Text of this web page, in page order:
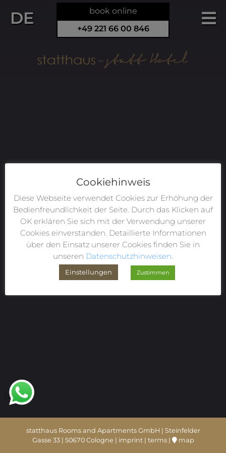
book online
+49 221 66 00 846
DE
statthaus Rooms and Apartments GmbH | Steinfelder
Gasse 33 | 50670 Cologne | imprint| terms| map
Cookiehinweis
Diese Webseite verwendet Cookies zur Erhöhung der
Bedienfreundlichkeit der Seite. Durch das Klicken auf
OK erklären Sie sich mit der Verwendung unserer
Cookies einverstanden. Detaillierte Informationen
über den Einsatz unserer Cookies finden Sie in
unseren Datenschutzhinweisen.
Einstellungen Zustimmen
[shariff]